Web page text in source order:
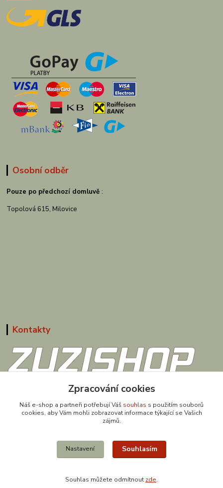
Osobní odběr
Pouze po předchozí domluvě :
Topolová 615, Milovice
Kontakty
obchod@zuzishop.cz
Zpracování cookies
Náš e-shop a partneři potřebují Váš souhlas s použitím souborů
cookies, aby Vám mohli zobrazovat informace týkající se Vašich
zájmů.
Nastavení Souhlasím
Souhlas můžete odmítnout zde.